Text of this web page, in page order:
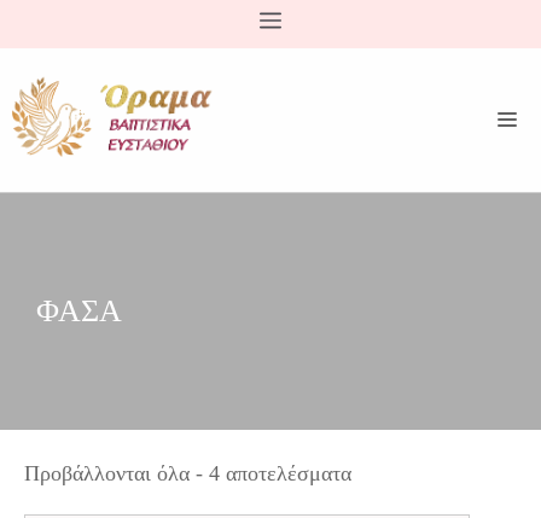
περιεχόμενο
ΦΑΣΑ
Προβάλλονται όλα - 4 αποτελέσματα